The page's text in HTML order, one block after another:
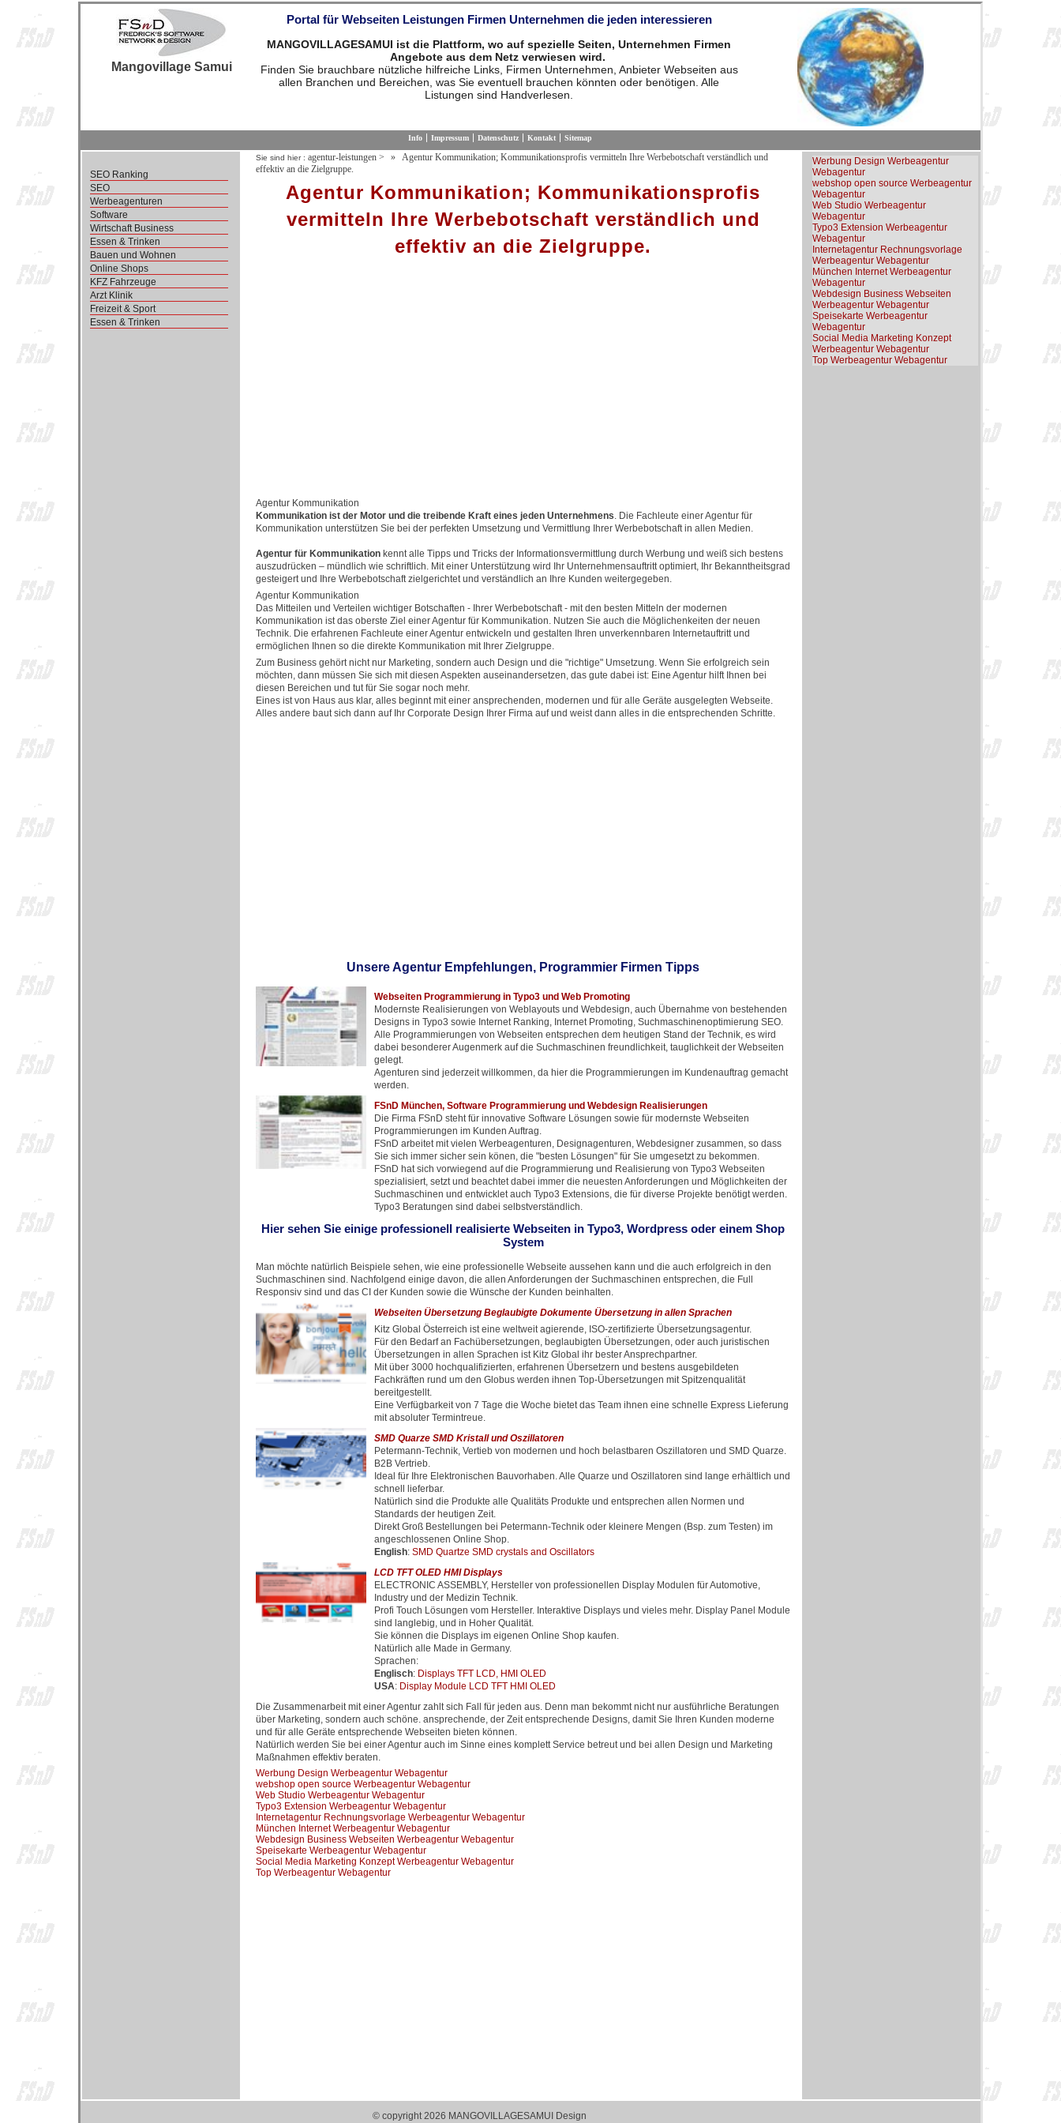
Mangovillage Samui
Portal für Webseiten Leistungen Firmen Unternehmen die jeden interessieren
MANGOVILLAGESAMUI ist die Plattform, wo auf spezielle Seiten, Unternehmen Firmen
Angebote aus dem Netz verwiesen wird.
Finden Sie brauchbare nützliche hilfreiche Links, Firmen Unternehmen, Anbieter Webseiten aus
allen Branchen und Bereichen, was Sie eventuell brauchen könnten oder benötigen. Alle
Listungen sind Handverlesen.
Info Impressum Datenschutz Kontakt Sitemap
SEO Ranking
SEO
Werbeagenturen
Software
Wirtschaft Business
Essen & Trinken
Bauen und Wohnen
Online Shops
KFZ Fahrzeuge
Arzt Klinik
Freizeit & Sport
Essen & Trinken
Sie sind hier : agentur-leistungen >
Agentur Kommunikation; Kommunikationsprofis vermitteln Ihre Werbebotschaft verständlich und
effektiv an die Zielgruppe.
Agentur Kommunikation; Kommunikationsprofis
vermitteln Ihre Werbebotschaft verständlich und
effektiv an die Zielgruppe.
Agentur Kommunikation
Kommunikation ist der Motor und die treibende Kraft eines jeden Unternehmens. Die Fachleute einer Agentur für
Kommunikation unterstützen Sie bei der perfekten Umsetzung und Vermittlung Ihrer Werbebotschaft in allen Medien.
Agentur für Kommunikation kennt alle Tipps und Tricks der Informationsvermittlung durch Werbung und weiß sich bestens
auszudrücken – mündlich wie schriftlich. Mit einer Unterstützung wird Ihr Unternehmensauftritt optimiert, Ihr Bekanntheitsgrad
gesteigert und Ihre Werbebotschaft zielgerichtet und verständlich an Ihre Kunden weitergegeben.
Agentur Kommunikation
Das Mitteilen und Verteilen wichtiger Botschaften - Ihrer Werbebotschaft - mit den besten Mitteln der modernen
Kommunikation ist das oberste Ziel einer Agentur für Kommunikation. Nutzen Sie auch die Möglichenkeiten der neuen
Technik. Die erfahrenen Fachleute einer Agentur entwickeln und gestalten Ihren unverkennbaren Internetauftritt und
ermöglichen Ihnen so die direkte Kommunikation mit Ihrer Zielgruppe.
Zum Business gehört nicht nur Marketing, sondern auch Design und die "richtige" Umsetzung. Wenn Sie erfolgreich sein
möchten, dann müssen Sie sich mit diesen Aspekten auseinandersetzen, das gute dabei ist: Eine Agentur hilft Ihnen bei
diesen Bereichen und tut für Sie sogar noch mehr.
Eines ist von Haus aus klar, alles beginnt mit einer ansprechenden, modernen und für alle Geräte ausgelegten Webseite.
Alles andere baut sich dann auf Ihr Corporate Design Ihrer Firma auf und weist dann alles in die entsprechenden Schritte.
Unsere Agentur Empfehlungen, Programmier Firmen Tipps
Webseiten Programmierung in Typo3 und Web Promoting
Modernste Realisierungen von Weblayouts und Webdesign, auch Übernahme von bestehenden
Designs in Typo3 sowie Internet Ranking, Internet Promoting, Suchmaschinenoptimierung SEO.
Alle Programmierungen von Webseiten entsprechen dem heutigen Stand der Technik, es wird
dabei besonderer Augenmerk auf die Suchmaschinen freundlichkeit, tauglichkeit der Webseiten
gelegt.
Agenturen sind jederzeit willkommen, da hier die Programmierungen im Kundenauftrag gemacht
werden.
FSnD München, Software Programmierung und Webdesign Realisierungen
Die Firma FSnD steht für innovative Software Lösungen sowie für modernste Webseiten
Programmierungen im Kunden Auftrag.
FSnD arbeitet mit vielen Werbeagenturen, Designagenturen, Webdesigner zusammen, so dass
Sie sich immer sicher sein könen, die "besten Lösungen" für Sie umgesetzt zu bekommen.
FSnD hat sich vorwiegend auf die Programmierung und Realisierung von Typo3 Webseiten
spezialisiert, setzt und beachtet dabei immer die neuesten Anforderungen und Möglichkeiten der
Suchmaschinen und entwicklet auch Typo3 Extensions, die für diverse Projekte benötigt werden.
Typo3 Beratungen sind dabei selbstverständlich.
Hier sehen Sie einige professionell realisierte Webseiten in Typo3, Wordpress oder einem Shop
System
Man möchte natürlich Beispiele sehen, wie eine professionelle Webseite aussehen kann und die auch erfolgreich in den
Suchmaschinen sind. Nachfolgend einige davon, die allen Anforderungen der Suchmaschinen entsprechen, die Full
Responsiv sind und das CI der Kunden sowie die Wünsche der Kunden beinhalten.
Webseiten Übersetzung Beglaubigte Dokumente Übersetzung in allen Sprachen
Kitz Global Österreich ist eine weltweit agierende, ISO-zertifizierte Übersetzungsagentur.
Für den Bedarf an Fachübersetzungen, beglaubigten Übersetzungen, oder auch juristischen
Übersetzungen in allen Sprachen ist Kitz Global ihr bester Ansprechpartner.
Mit über 3000 hochqualifizierten, erfahrenen Übersetzern und bestens ausgebildeten
Fachkräften rund um den Globus werden ihnen Top-Übersetzungen mit Spitzenqualität
bereitgestellt.
Eine Verfügbarkeit von 7 Tage die Woche bietet das Team ihnen eine schnelle Express Lieferung
mit absoluter Termintreue.
SMD Quarze SMD Kristall und Oszillatoren
Petermann-Technik, Vertieb von modernen und hoch belastbaren Oszillatoren und SMD Quarze.
B2B Vertrieb.
Ideal für Ihre Elektronischen Bauvorhaben. Alle Quarze und Oszillatoren sind lange erhältlich und
schnell lieferbar.
Natürlich sind die Produkte alle Qualitäts Produkte und entsprechen allen Normen und
Standards der heutigen Zeit.
Direkt Groß Bestellungen bei Petermann-Technik oder kleinere Mengen (Bsp. zum Testen) im
angeschlossenen Online Shop.
English: SMD Quartze SMD crystals and Oscillators
LCD TFT OLED HMI Displays
ELECTRONIC ASSEMBLY, Hersteller von professionellen Display Modulen für Automotive,
Industry und der Medizin Technik.
Profi Touch Lösungen vom Hersteller. Interaktive Displays und vieles mehr. Display Panel Module
sind langlebig, und in Hoher Qualität.
Sie können die Displays im eigenen Online Shop kaufen.
Natürlich alle Made in Germany.
Sprachen:
Englisch: Displays TFT LCD, HMI OLED
USA: Display Module LCD TFT HMI OLED
Die Zusammenarbeit mit einer Agentur zahlt sich Fall für jeden aus. Denn man bekommt nicht nur ausführliche Beratungen
über Marketing, sondern auch schöne. ansprechende, der Zeit entsprechende Designs, damit Sie Ihren Kunden moderne
und für alle Geräte entsprechende Webseiten bieten können.
Natürlich werden Sie bei einer Agentur auch im Sinne eines komplett Service betreut und bei allen Design und Marketing
Maßnahmen effektiv beraten.
Werbung Design Werbeagentur Webagentur
webshop open source Werbeagentur Webagentur
Web Studio Werbeagentur Webagentur
Typo3 Extension Werbeagentur Webagentur
Internetagentur Rechnungsvorlage Werbeagentur Webagentur
München Internet Werbeagentur Webagentur
Webdesign Business Webseiten Werbeagentur Webagentur
Speisekarte Werbeagentur Webagentur
Social Media Marketing Konzept Werbeagentur Webagentur
Top Werbeagentur Webagentur
Werbung Design Werbeagentur
Webagentur
webshop open source Werbeagentur
Webagentur
Web Studio Werbeagentur
Webagentur
Typo3 Extension Werbeagentur
Webagentur
Internetagentur Rechnungsvorlage
Werbeagentur Webagentur
München Internet Werbeagentur
Webagentur
Webdesign Business Webseiten
Werbeagentur Webagentur
Speisekarte Werbeagentur
Webagentur
Social Media Marketing Konzept
Werbeagentur Webagentur
Top Werbeagentur Webagentur
© copyright 2026 MANGOVILLAGESAMUI Design